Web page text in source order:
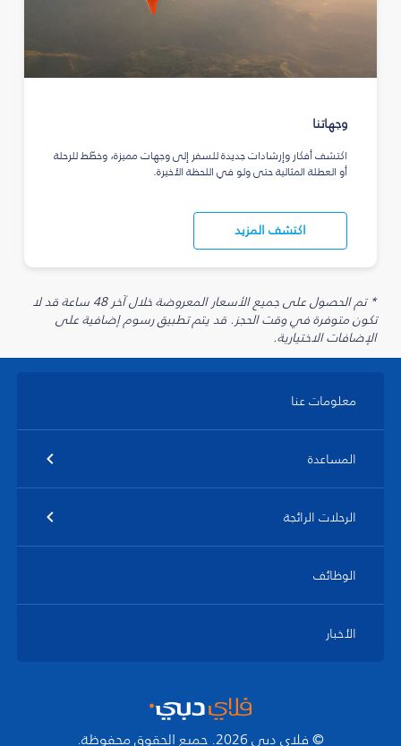
وجهاتنا
اكتشف أفكار وإرشادات جديدة للسفر إلى وجهات مميزة، وخطّط للرحلة
أو العطلة المثالية حتى ولو في اللحظة الأخيرة.
اكتشف المزيد
* تم الحصول على جميع الأسعار المعروضة خلال آخر 48 ساعة قد لا
تكون متوفرة في وقت الحجز. قد يتم تطبيق رسوم إضافية على
الإضافات الاختيارية.
معلومات عنا
المساعدة
الرحلات الرائجة
الوظائف
الأخبار
© فلاي دبي 2026. جميع الحقوق محفوظة.